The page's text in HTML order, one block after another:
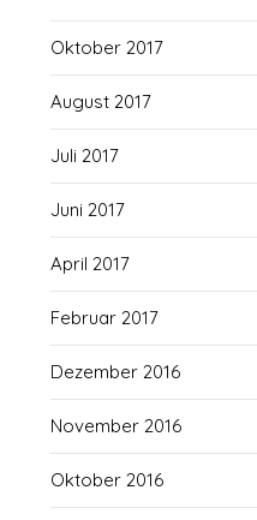
Oktober 2017
August 2017
Juli 2017
Juni 2017
April 2017
Februar 2017
Dezember 2016
November 2016
Oktober 2016